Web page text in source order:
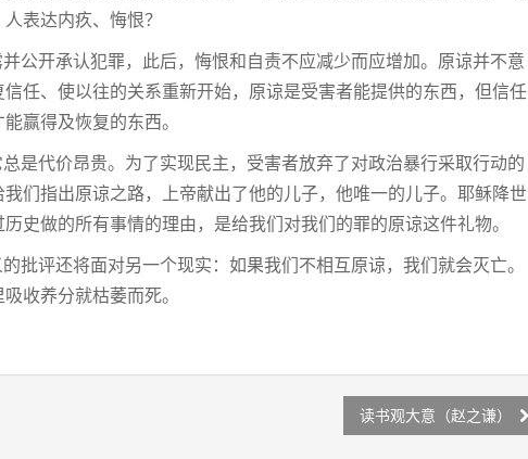
表达内疚、悔恨？
公开承认犯罪，此后，悔恨和自责不应减少而应增加。原谅并不意
任、使以往的关系重新开始，原谅是受害者能提供的东西，但信任
赢得及恢复的东西。
是代价昂贵。为了实现民主，受害者放弃了对政治暴行采取行动的
们指出原谅之路，上帝献出了他的儿子，他唯一的儿子。耶稣降世
史做的所有事情的理由，是给我们对我们的罪的原谅这件礼物。
批评还将面对另一个现实：如果我们不相互原谅，我们就会灭亡。
收养分就枯萎而死。
读书观大意（赵之谦）